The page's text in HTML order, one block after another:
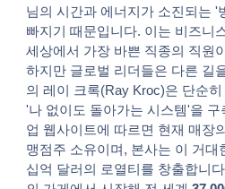
님의 시간과 에너지가 소진되는 '
빠지기 때문입니다. 이는 비즈니
세상에서 가장 바쁜 직종의 직원
하지만 글로벌 리더들은 다른 길
의 레이 크록(Ray Kroc)은 단순
'나 없이도 돌아가는 시스템'을 구
업 웹사이트에 따르면 현재 매장의
맹점주 소유이며, 본사는 이 거대
십억 달러의 로열티를 창출합니